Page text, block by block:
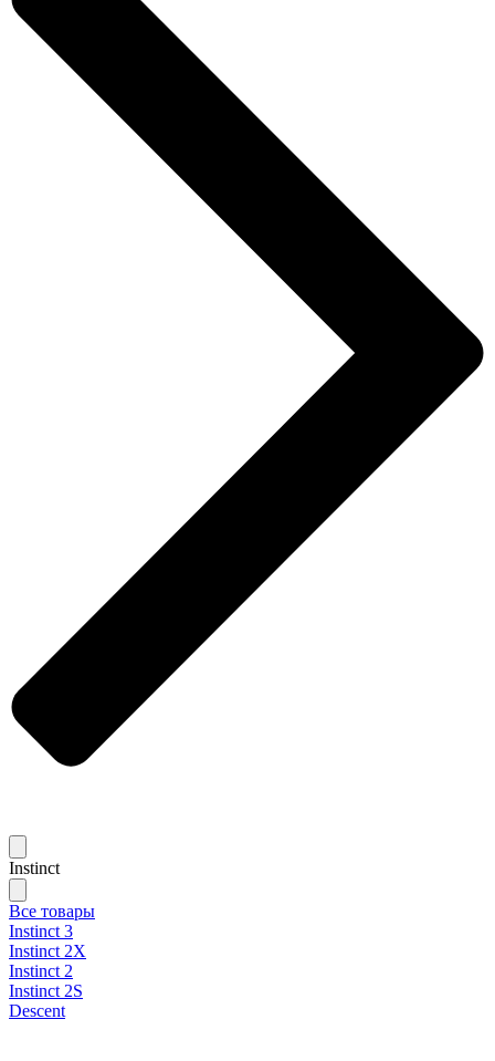
Instinct
Все товары
Instinct 3
Instinct 2X
Instinct 2
Instinct 2S
Descent